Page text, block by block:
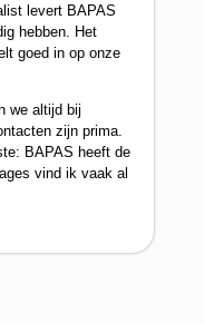
levert BAPAS
hebben. Het
goed in op onze
we altijd bij
zijn prima.
BAPAS heeft de
vind ik vaak al